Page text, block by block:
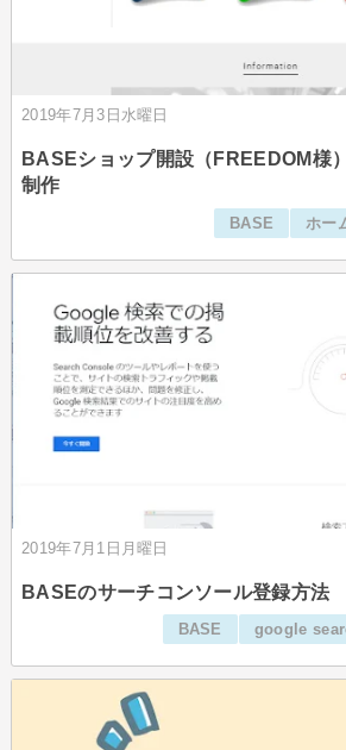
2019年7月3日水曜日
BASEショップ開設（FREEDOM様
制作
BASE ホー
2019年7月1日月曜日
BASEのサーチコンソール登録方法
BASE google